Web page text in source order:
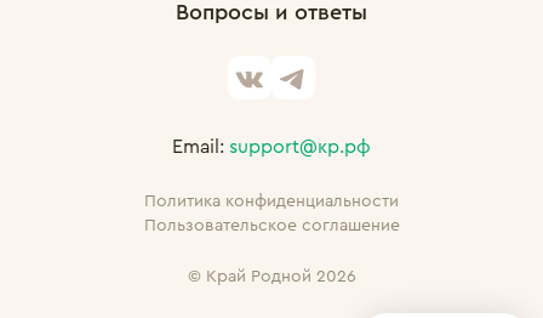
Вопросы и ответы
Политика конфиденциальности
Пользовательское соглашение
Email: support@кр.рф
© Край Родной 2026